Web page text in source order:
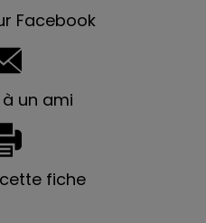
Facebook
un ami
fiche